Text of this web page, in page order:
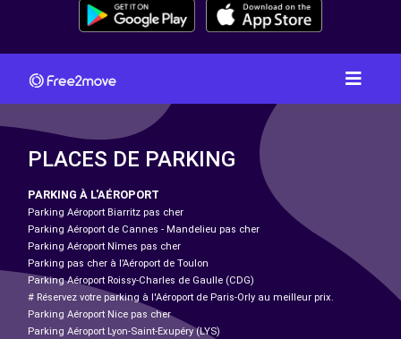
PLACES DE PARKING
PARKING À L'AÉROPORT
Parking Aéroport Biarritz pas cher
Parking Aéroport de Cannes - Mandelieu pas cher
Parking Aéroport Nîmes pas cher
Parking pas cher à l’Aéroport de Toulon
Parking Aéroport Roissy-Charles de Gaulle (CDG)
# Réservez votre parking à l'Aéroport de Paris-Orly au meilleur prix.
Parking Aéroport Nice pas cher
Parking Aéroport Lyon-Saint-Exupéry (LYS)